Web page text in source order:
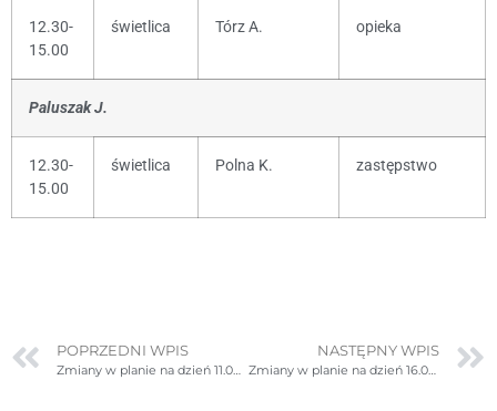
12.30-
15.00
świetlica Tórz A. opieka
Paluszak J.
12.30-
15.00
świetlica Polna K. zastępstwo
POPRZEDNI WPIS
Zmiany w planie na dzień 11.09.2024r. (środa)
NASTĘPNY WPIS
Zmiany w planie na dzień 16.09.2024r. (poniedziałek)